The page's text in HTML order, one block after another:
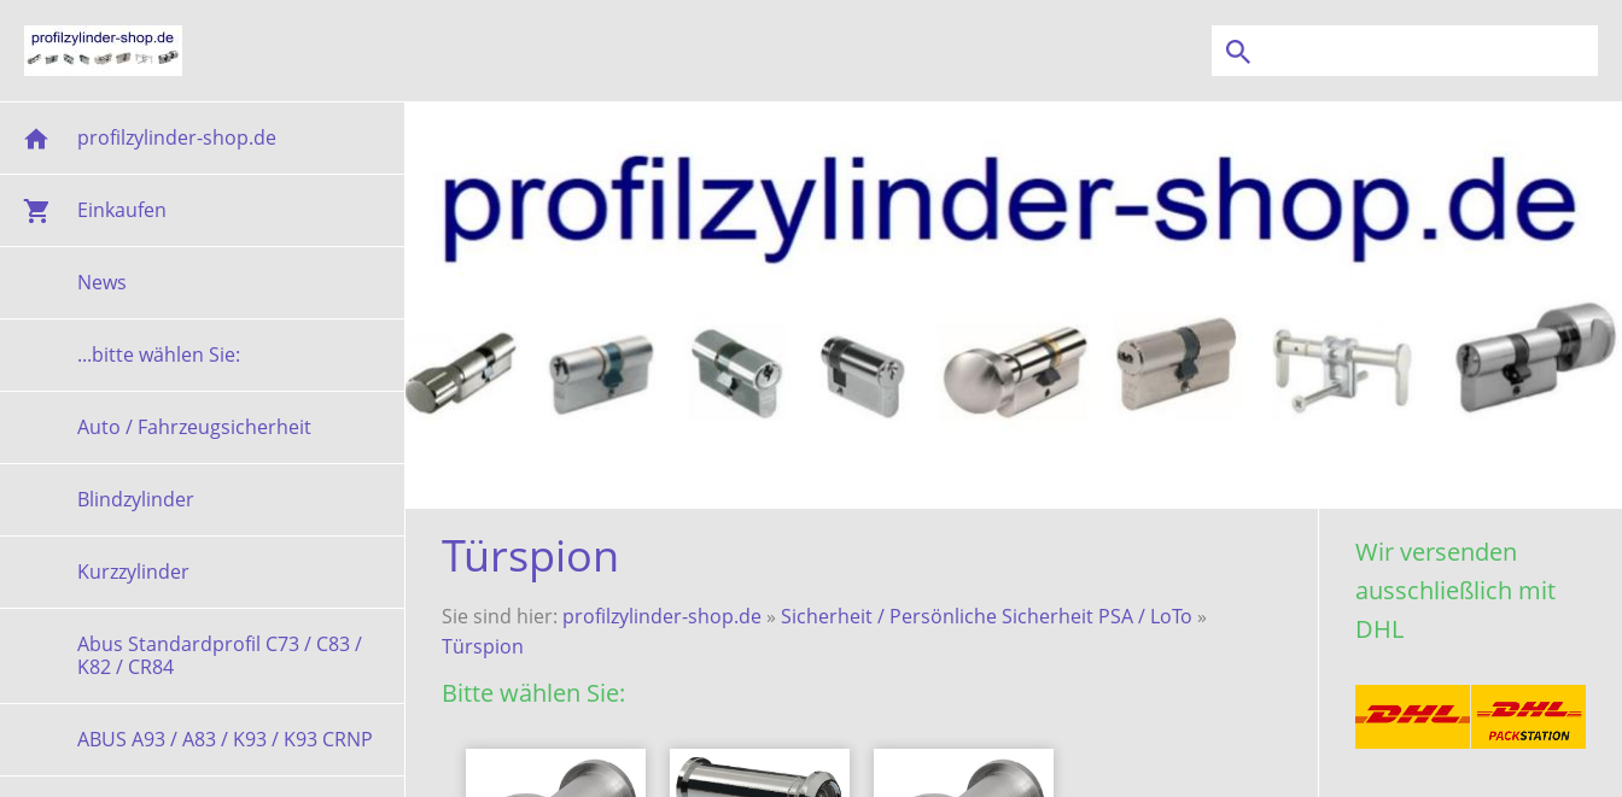
profilzylinder-shop.de
Einkaufen
News
...bitte wählen Sie:
Auto / Fahrzeugsicherheit
Blindzylinder
Kurzzylinder
Abus Standardprofil C73 / C83 /
K82 / CR84
ABUS A93 / A83 / K93 / K93 CRNP
Türspion
Sie sind hier: profilzylinder-shop.de » Sicherheit / Persönliche Sicherheit PSA / LoTo »
Türspion
Bitte wählen Sie:
Wir versenden
ausschließlich mit
DHL